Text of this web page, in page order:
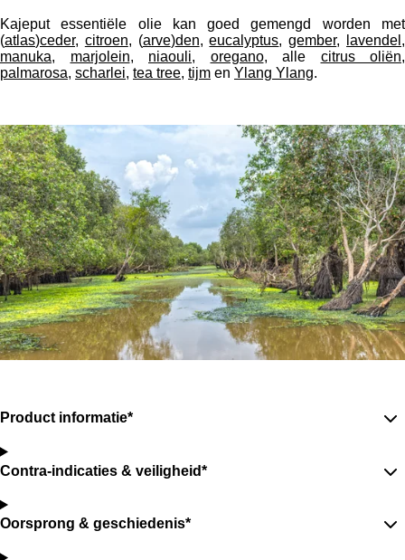
Kajeput essentiële olie kan goed gemengd worden met
(atlas)ceder, citroen, (arve)den,eucalyptus,gember, lavendel ,
manuka, marjolein, niaouli, oregano, alle citrus oliën,
palmarosa, scharlei, tea tree, tijm en Ylang Ylang.
Product informatie*
Contra-indicaties & veiligheid*
Oorsprong & geschiedenis*